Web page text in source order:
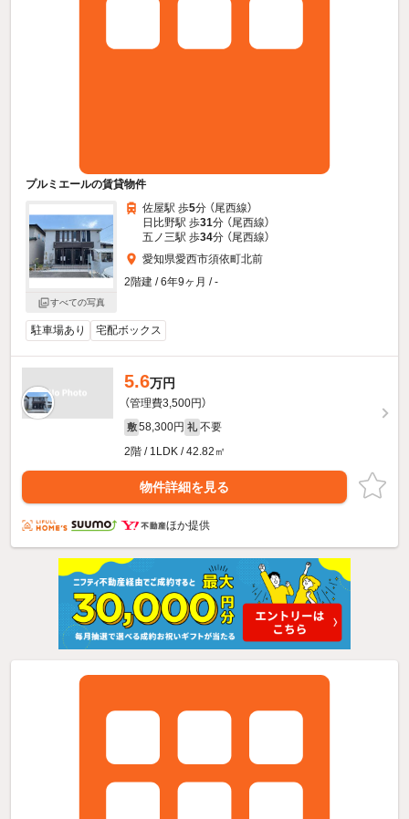
プルミエールの賃貸物件
すべての写真
佐屋駅 歩5分 （尾西線）
日比野駅 歩31分 （尾西線）
五ノ三駅 歩34分 （尾西線）
愛知県愛西市須依町北前
2階建 / 6年9ヶ月 / -
駐車場あり 宅配ボックス
5.6万円
（管理費3,500円）
敷 58,300円 礼 不要
2階 / 1LDK / 42.82㎡
物件詳細を見る
ほか提供